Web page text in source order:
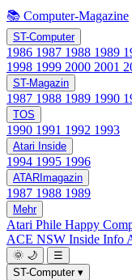
📚 Computer-Magazine
ST-Computer
1986 1987 1988 1989
1998 1999 2000 2001
ST-Magazin
1987 1988 1989 1990
TOS
1990 1991 1992 1993
Atari Inside
1994 1995 1996
ATARImagazin
1987 1988 1989
Mehr
Atari Phile Happy
ACE NSW Inside Info
🌞 🌙
☰
ST-Computer ▾